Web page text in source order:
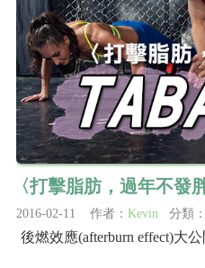
〈打擊脂肪，過年不發
2016-02-11 作者： Kevin 分類：
後燃效應(afterburn effect)大